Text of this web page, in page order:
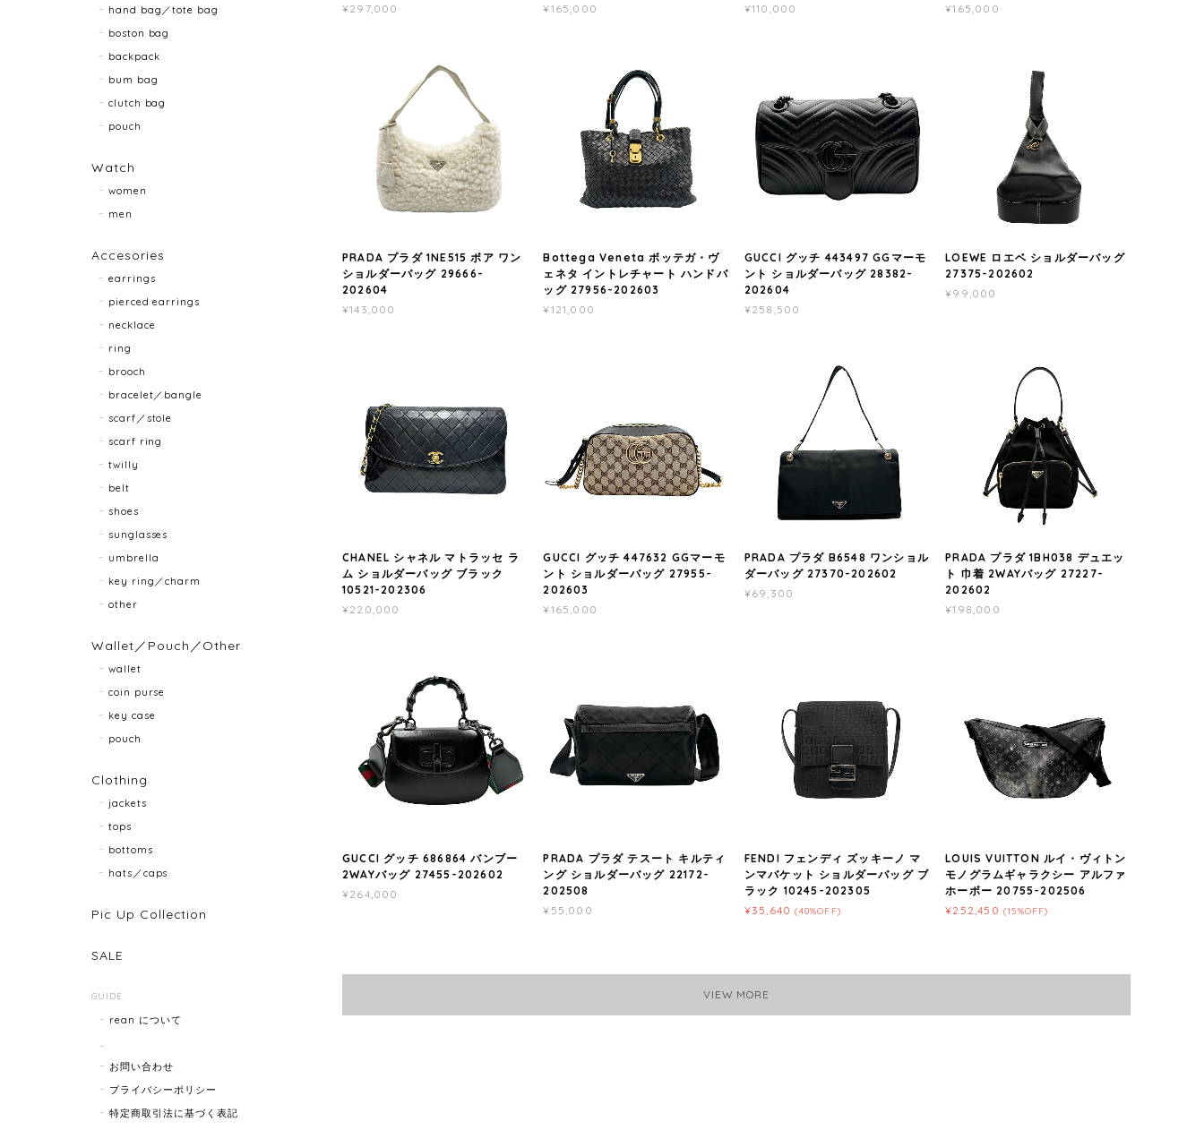
¥297,000
¥165,000
¥110,000
¥165,000
PRADA プラダ 1NE515 ボア ワン
ショルダーバッグ 29666-
202604
¥143,000
Bottega Veneta ボッテガ・ヴ
ェネタ イントレチャート ハンドバ
ッグ 27956-202603
¥121,000
GUCCI グッチ 443497 GGマーモ
ント ショルダーバッグ 28382-
202604
¥258,500
LOEWE ロエベ ショルダーバッグ
27375-202602
¥99,000
CHANEL シャネル マトラッセ ラ
ム ショルダーバッグ ブラック
10521-202306
¥220,000
GUCCI グッチ 447632 GGマーモ
ント ショルダーバッグ 27955-
202603
¥165,000
PRADA プラダ B6548 ワンショル
ダーバッグ 27370-202602
¥69,300
PRADA プラダ 1BH038 デュエッ
ト 巾着 2WAYバッグ 27227-
202602
¥198,000
GUCCI グッチ 686864 バンブー
2WAYバッグ 27455-202602
¥264,000
PRADA プラダ テスート キルティ
ング ショルダーバッグ 22172-
202508
¥55,000
FENDI フェンディ ズッキーノ マ
ンマバケット ショルダーバッグ ブ
ラック 10245-202305
¥35,640 (40%OFF)
LOUIS VUITTON ルイ・ヴィトン
モノグラムギャラクシー アルファ
ホーボー 20755-202506
¥252,450 (15%OFF)
VIEW MORE
hand bag／tote bag
boston bag
backpack
bum bag
clutch bag
pouch
Watch
women
men
Accesories
earrings
pierced earrings
necklace
ring
brooch
bracelet／bangle
scarf／stole
scarf ring
twilly
belt
shoes
sunglasses
umbrella
key ring／charm
other
Wallet／Pouch／Other
wallet
coin purse
key case
pouch
Clothing
jackets
tops
bottoms
hats／caps
Pic Up Collection
SALE
GUIDE
rean について
お問い合わせ
プライバシーポリシー
特定商取引法に基づく表記